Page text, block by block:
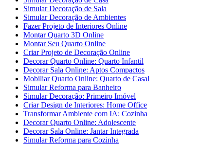
Simular Decoração de Sala
Simular Decoração de Ambientes
Fazer Projeto de Interiores Online
Montar Quarto 3D Online
Montar Seu Quarto Online
Criar Projeto de Decoração Online
Decorar Quarto Online: Quarto Infantil
Decorar Sala Online: Aptos Compactos
Mobiliar Quarto Online: Quarto de Casal
Simular Reforma para Banheiro
Simular Decoração: Primeiro Imóvel
Criar Design de Interiores: Home Office
Transformar Ambiente com IA: Cozinha
Decorar Quarto Online: Adolescente
Decorar Sala Online: Jantar Integrada
Simular Reforma para Cozinha